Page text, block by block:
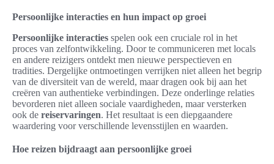
Persoonlijke interacties en hun impact op groei
Persoonlijke interacties spelen ook een cruciale rol in het
proces van zelfontwikkeling. Door te communiceren met locals
en andere reizigers ontdekt men nieuwe perspectieven en
tradities. Dergelijke ontmoetingen verrijken niet alleen het begrip
van de diversiteit van de wereld, maar dragen ook bij aan het
creëren van authentieke verbindingen. Deze onderlinge relaties
bevorderen niet alleen sociale vaardigheden, maar versterken
ook de reiservaringen. Het resultaat is een diepgaandere
waardering voor verschillende levensstijlen en waarden.
Hoe reizen bijdraagt aan persoonlijke groei